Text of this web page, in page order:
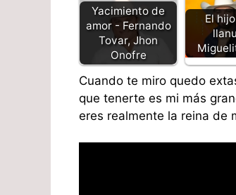
Yacimiento de
amor - Fernando
Tovar, Jhon
Onofre
El
Cuando te miro quedo
que tenerte es mi más
eres realmente la reina de